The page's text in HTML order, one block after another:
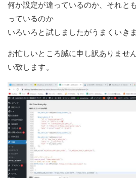
何か設定が違っているのか、それと
っているのか
いろいろと試しましたがうまくいきま
お忙しいところ誠に申し訳ありませ
い致します。